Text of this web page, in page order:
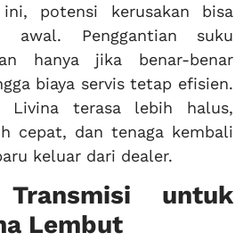
ini, potensi kerusakan bisa
awal. Penggantian suku
hanya jika benar-benar
biaya servis tetap efisien.
Livina terasa lebih halus,
cepat, dan tenaga kembali
keluar dari dealer.
untuk
Lembut